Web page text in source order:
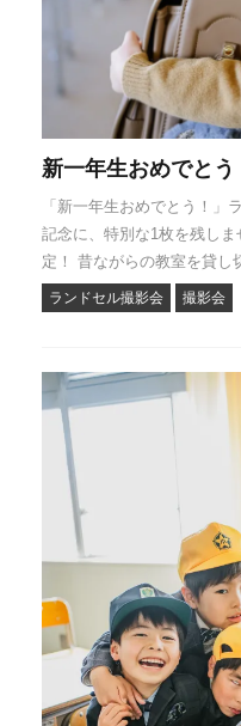
新一年生おめでと
「新一年生おめでとう！」
記念に、特別な1枚を残し
定！ 昔ながらの教室を貸し
ランドセル撮影会 撮影会